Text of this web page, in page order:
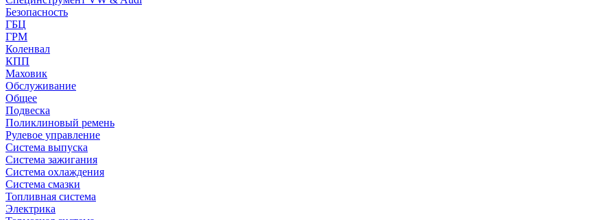
Безопасность
ГБЦ
ГРМ
Коленвал
КПП
Маховик
Обслуживание
Общее
Подвеска
Поликлиновый ремень
Рулевое управление
Система выпуска
Система зажигания
Система охлаждения
Система смазки
Топливная система
Электрика